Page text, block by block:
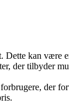
Dette kan være
der tilbyder
der